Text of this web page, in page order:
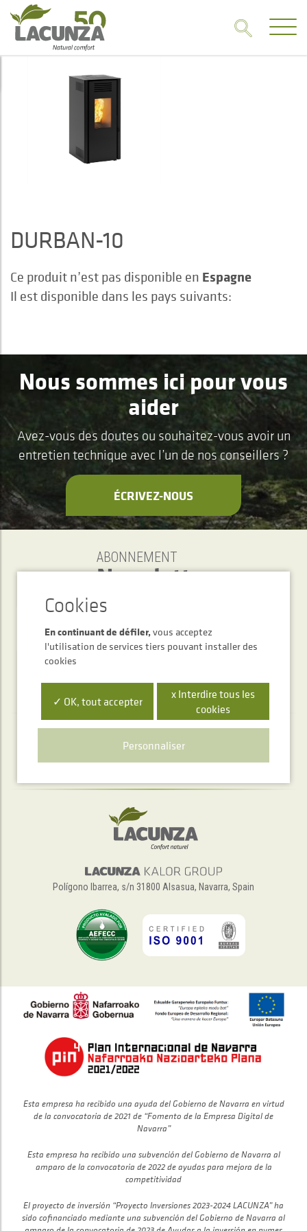
DURBAN-10
Ce produit n’est pas disponible en Espagne
Il est disponible dans les pays suivants:
Nous sommes ici pour vous
aider
Avez-vous des doutes ou souhaitez-vous avoir un
entretien technique avec l’un de nos conseillers ?
ÉCRIVEZ-NOUS
ABONNEMENT
Newsletter
Service d'accueil téléphonique
+34 948 563 511
Polígono Ibarrea, s/n 31800 Alsasua, Navarra, Spain
Esta empresa ha recibido una ayuda del Gobierno de Navarra en virtud
de la convocatoria de 2021 de “Fomento de la Empresa Digital de
Navarra”
Esta empresa ha recibido una subvención del Gobierno de Navarra al
amparo de la convocatoria de 2022 de ayudas para mejora de la
competitividad
El proyecto de inversión “Proyecto Inversiones 2023-2024 LACUNZA” ha
sido cofinanciado mediante una subvención del Gobierno de Navarra al
En continuant de défiler,vous acceptez
l'utilisation de services tiers pouvant installer des
cookies
✓ OK, tout accepter
x Interdire tous les
cookies
Personnaliser